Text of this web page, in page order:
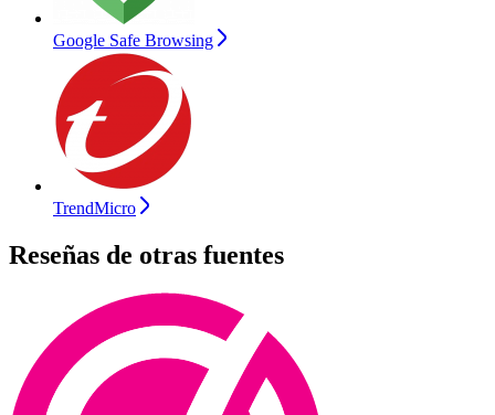
Google Safe Browsing
TrendMicro
Reseñas de otras fuentes